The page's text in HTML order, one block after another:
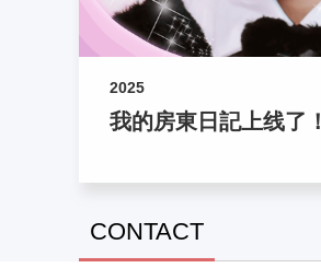
2025
我的房東日記上线了！
CONTACT